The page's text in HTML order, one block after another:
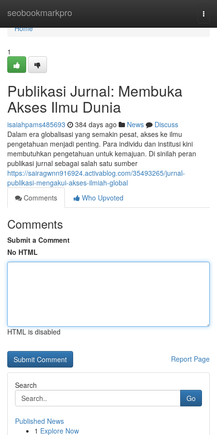
seobookmarkpro
Home
Home
1
Publikasi Jurnal: Membuka
Akses Ilmu Dunia
isaiahpams485693 384 days ago News
Discuss
Dalam era globalisasi yang semakin pesat, akses ke ilmu
pengetahuan menjadi penting. Para individu dan institusi kini
membutuhkan pengetahuan untuk kemajuan. Di sinilah peran
publikasi jurnal sebagai salah satu sumber
https://sairagwnn916924.activablog.com/35493265/jurnal-
publikasi-mengakui-akses-ilmiah-global
Comments
Who Upvoted
Comments
Submit a Comment
No HTML
HTML is disabled
Report Page
Search
Go
Published News
1 Explore Now